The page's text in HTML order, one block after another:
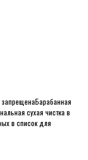
запрещенаБарабанная
сухая чистка в
в список для